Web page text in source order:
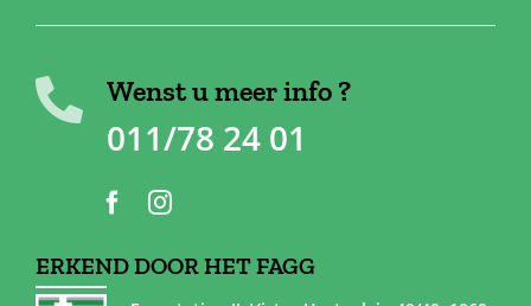
Wenst u meer info ?
011/78 24 01
ERKEND DOOR HET FAGG